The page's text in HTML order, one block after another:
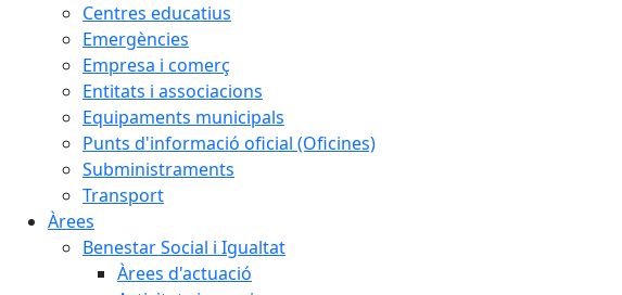
Centres educatius
Emergències
Empresa i comerç
Entitats i associacions
Equipaments municipals
Punts d'informació oficial (Oficines)
Subministraments
Transport
Àrees
Benestar Social i Igualtat
Àrees d'actuació